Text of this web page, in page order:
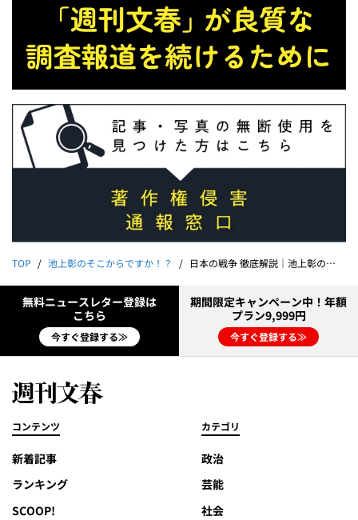
TOP 池上彰のそこからですか！？ 日本の戦争 徹底解説｜池上彰のそこからですか!? 夏の集中講義
無料ニュースレター登録は
こちら
今すぐ登録する≫
期間限定キャンペーン中！年額
プラン9,999円
今すぐ登録する≫
コンテンツ
新着記事
ランキング
SCOOP!
カテゴリ
政治
芸能
社会